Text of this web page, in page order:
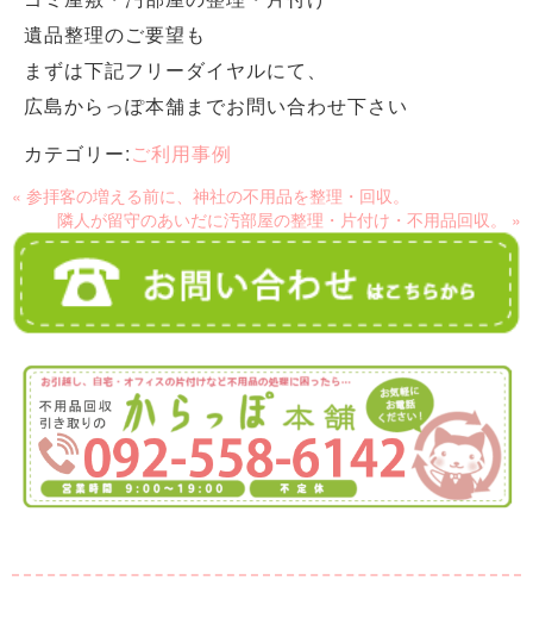
遺品整理のご要望も
まずは下記フリーダイヤルにて、
広島からっぽ本舗までお問い合わせ下さい
カテゴリー:ご利用事例
« 参拝客の増える前に、神社の不用品を整理・回収。
隣人が留守のあいだに汚部屋の整理・片付け・不用品回収。 »